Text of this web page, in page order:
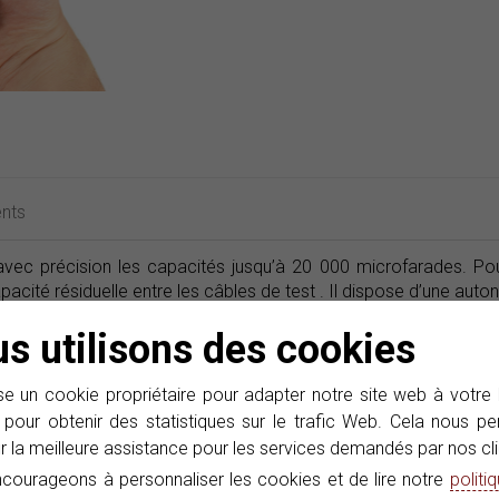
utilisons des cookies
un cookie propriétaire pour adapter notre site web à votre
obtenir des statistiques sur le trafic Web. Cela nous
la meilleure assistance pour les services demandés par nos
à personnaliser les cookies et de lire notre
précision les capacités jusqu’à 20 000 microfarades.
résiduelle entre les câbles de test . Il dispose d’une
Abonnez-vous à notre e-
Nous avons des offres, des